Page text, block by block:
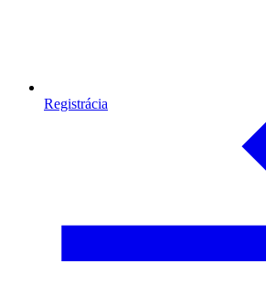
Registrácia